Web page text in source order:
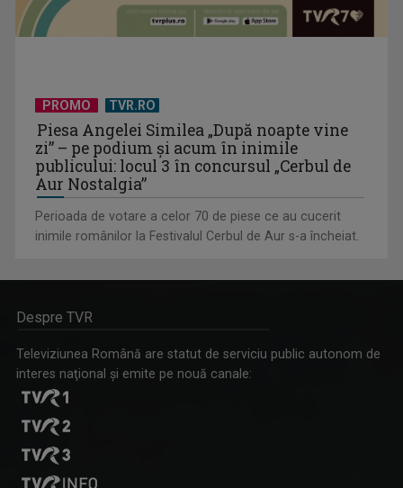
PROMO TVR.RO
Piesa Angelei Similea „După noapte vine
zi” – pe podium şi acum în inimile
publicului: locul 3 în concursul „Cerbul de
Aur Nostalgia”
Perioada de votare a celor 70 de piese ce au cucerit
inimile românilor la Festivalul Cerbul de Aur s-a încheiat.
Despre TVR
Televiziunea Română are statut de serviciu public autonom de
interes naţional şi emite pe nouă canale: